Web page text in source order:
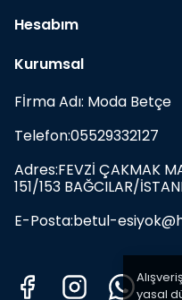
yasal
Hesabım
Kurumsal
Fİrma Adı: Moda Betçe
Telefon:05529332127
Adres:FEVZİ ÇAKMAK
151/153 BAĞCILAR/
E-Posta:betul-